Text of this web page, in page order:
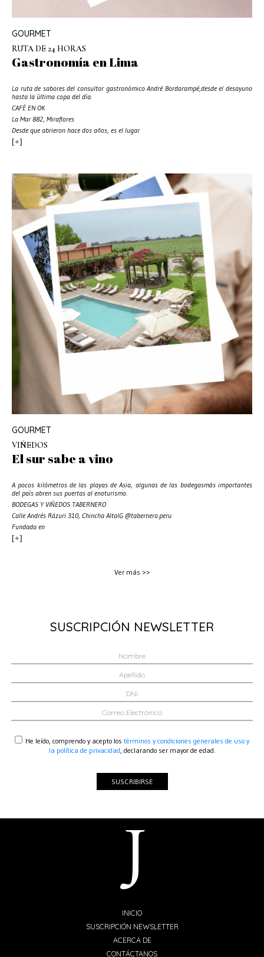
GOURMET
RUTA DE 24 HORAS
Gastronomía en Lima
La ruta de sabores del consultor gastronómico André Bordarampé,desde el desayuno
hasta la última copa del día.
CAFÉ EN OK
La Mar 882, Miraflores
Desde que abrieron hace dos años, es el lugar
[+]
GOURMET
VIÑEDOS
El sur sabe a vino
A pocos kilómetros de las playas de Asia, algunas de las bodegasmás importantes
del país abren sus puertas al enoturismo.
BODEGAS Y VIÑEDOS TABERNERO
Calle Andrés Rázuri 310, Chincha AltaIG @tabernero.peru
Fundada en
[+]
Ver más >>
SUSCRIPCIÓN NEWSLETTER
He leído, comprendo y acepto los términos y condiciones generales de uso y
la política de privacidad, declarando ser mayor de edad.
SUSCRIBIRSE
INICIO
SUSCRIPCIÓN NEWSLETTER
ACERCA DE
CONTÁCTANOS